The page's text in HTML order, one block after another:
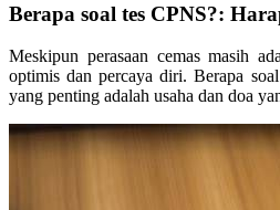
Berapa soal tes CPNS?:
Meskipun perasaan cemas masih
optimis dan percaya diri. Berapa
yang penting adalah usaha dan doa